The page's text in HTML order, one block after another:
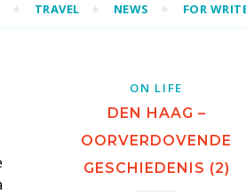
TRAVEL NEWS FOR
ON LIFE
DEN HAAG –
OORVERDOVENDE
GESCHIEDENIS (2)